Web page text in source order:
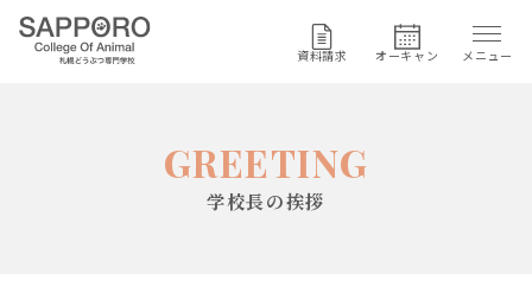
資料請求 オーキャン メニュー
GREETING
学校長の挨拶